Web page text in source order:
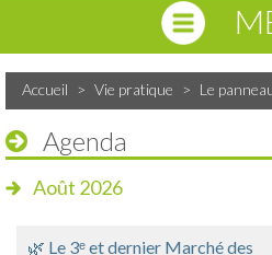
Accueil > Vie pratique > Le
Agenda
Août 2026
🌿 Le 3ᵉ et dernier Marché des